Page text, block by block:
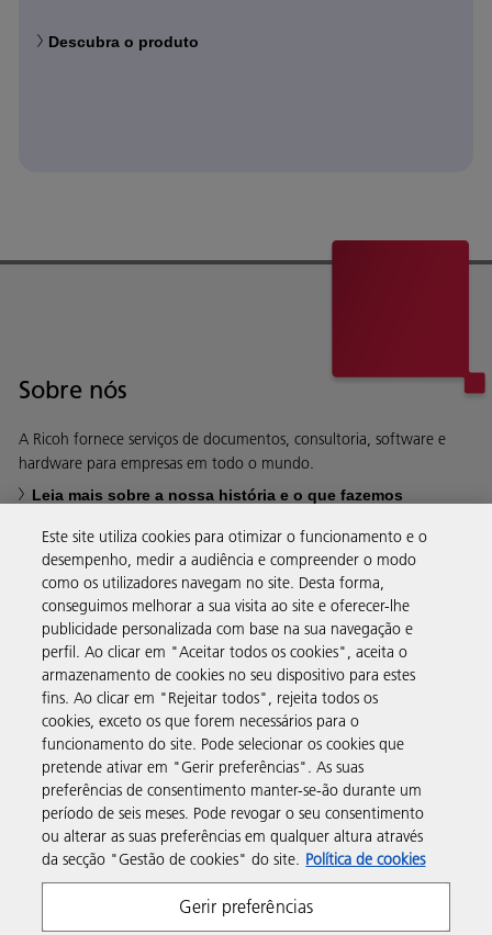
Descubra o produto
Sobre nós
A Ricoh fornece serviços de documentos, consultoria, software e
hardware para empresas em todo o mundo.
Leia mais sobre a nossa história e o que fazemos
Soluções empresariais
Produtos e serviços
Assistência e contacto
Recursos
Este site utiliza cookies para otimizar o funcionamento e o
desempenho, medir a audiência e compreender o modo
como os utilizadores navegam no site. Desta forma,
conseguimos melhorar a sua visita ao site e oferecer-lhe
publicidade personalizada com base na sua navegação e
perfil. Ao clicar em "Aceitar todos os cookies", aceita o
armazenamento de cookies no seu dispositivo para estes
fins. Ao clicar em "Rejeitar todos", rejeita todos os
cookies, exceto os que forem necessários para o
funcionamento do site. Pode selecionar os cookies que
pretende ativar em "Gerir preferências". As suas
preferências de consentimento manter-se-ão durante um
período de seis meses. Pode revogar o seu consentimento
ou alterar as suas preferências em qualquer altura através
da secção "Gestão de cookies" do site. Política de cookies
Gerir preferências